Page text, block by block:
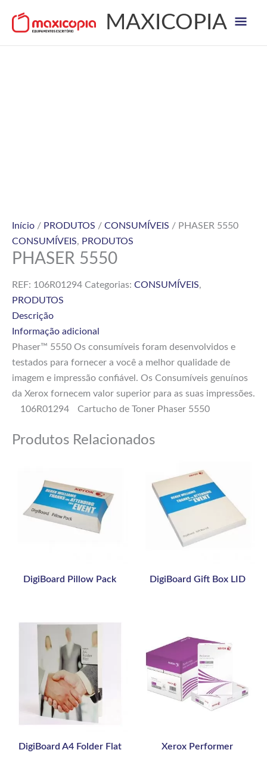
MAXICOPIA
Início / PRODUTOS / CONSUMÍVEIS / PHASER 5550
CONSUMÍVEIS, PRODUTOS
PHASER 5550
REF: 106R01294 Categorias: CONSUMÍVEIS,
PRODUTOS
Descrição
Informação adicional
Phaser™ 5550 Os consumíveis foram desenvolvidos e
testados para fornecer a você a melhor qualidade de
imagem e impressão confiável. Os Consumíveis genuínos
da Xerox fornecem valor superior para as suas impressões.
106R01294
Cartucho de Toner Phaser 5550
Produtos Relacionados
DigiBoard Pillow Pack DigiBoard Gift Box LID
DigiBoard A4 Folder Flat Xerox Performer